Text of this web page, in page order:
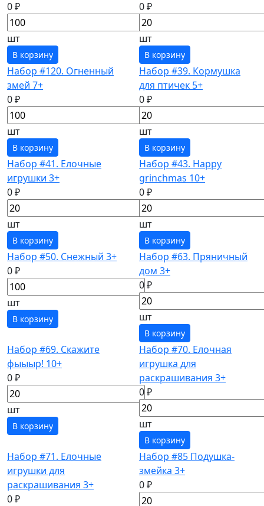
0 ₽
шт
В корзину
0 ₽
шт
В корзину
Набор #120. Огненный
змей 7+
0 ₽
шт
В корзину
Набор #39. Кормушка
для птичек 5+
0 ₽
шт
В корзину
Набор #41. Елочные
игрушки 3+
0 ₽
шт
В корзину
Набор #43. Happy
grinchmas 10+
0 ₽
шт
В корзину
Набор #50. Снежный 3+
0 ₽
шт
В корзину
Набор #63. Пряничный
дом 3+
0 ₽
шт
В корзину
Набор #69. Скажите
фыыыр! 10+
0 ₽
шт
В корзину
Набор #70. Елочная
игрушка для
раскрашивания 3+
0 ₽
шт
В корзину
Набор #71. Елочные
игрушки для
раскрашивания 3+
0 ₽
Набор #85 Подушка-
змейка 3+
0 ₽